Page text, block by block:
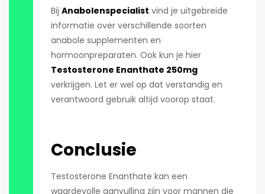
Bij Anabolenspecialist vind je uitgebreide
informatie over verschillende soorten
anabole supplementen en
hormoonpreparaten. Ook kun je hier
Testosterone Enanthate 250mg
verkrijgen. Let er wel op dat verstandig en
verantwoord gebruik altijd voorop staat.
Conclusie
Testosterone Enanthate kan een
waardevolle aanvulling zijn voor mannen die